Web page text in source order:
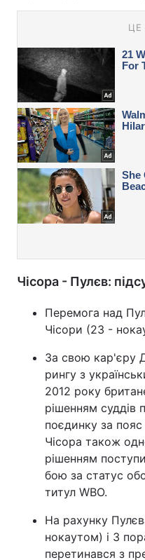
Чісора - Пулєв:
Перемога над
Чісори (23 -
За свою кар'єру
рингу з
2012 року
рішенням суддів
поєдинку за
Чісора також
рішенням
бою за статус
титул WBO.
На рахунку
нокаутом) і 3
перетинався з